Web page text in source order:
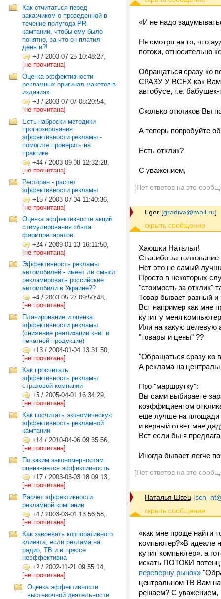
Как отчитаться перед
заказчиком о проведенной в
течение полугода PR-
кампании, чтобы ему было
понятно, за что он платил
деньги?!
+8 / 2003-07-25 10:48:27,
[не прочитана]
Оценка эффективности
рекламных оригинал-макетов в
изданиях.
+3 / 2003-07-07 08:20:54,
[не прочитана]
Есть наброски методики
прогнозирования
эффективности рекламы -
помогите проверить на
практике
+44 / 2003-09-08 12:32:28,
[не прочитана]
Ресторан - расчет
эффективности рекламы
+15 / 2003-07-04 11:40:36,
[не прочитана]
Оценка эффективности акций
стимулирования сбыта
фармпрепаратов
+24 / 2009-01-13 16:11:50,
[не прочитана]
Эффективность рекламы
автомобилей - имеет ли смысл
рекламировать российские
автомобили в Украине??
+4 / 2003-05-27 09:50:48,
[не прочитана]
Планирование и оценка
эффективности рекламы
(снижение реализации книг и
печатной продукции)
+13 / 2004-01-04 13:31:50,
[не прочитана]
Как просчитать
эффективность рекламы
страховой компании
+5 / 2005-04-01 16:34:29,
[не прочитана]
Как посчитать экономическую
эффективность рекламной
кампании
+14 / 2010-04-06 09:35:56,
[не прочитана]
По каким закономерностям
оценивается эффективность
+17 / 2003-05-03 18:09:13,
[не прочитана]
Расчет эффективности
рекламной компании
+4 / 2003-03-01 13:56:58,
[не прочитана]
Как завоевать корпоративного
клиента, если реклама на
радио, ТВ и в прессе
неэффективна
+2 / 2002-11-21 09:55:14,
[не прочитана]
Оценка эффективности
выставочной деятельности
«И не надо
Не смотря на то, что
потоки, относительно
Обращаться сразу ко
СРАЗУ У ВСЕХ как Вам
автобусе, т.е. бабушек-
Сколько откликов Вы
А теперь попробуйте
Есть отклик?
С уважением,
[Нет ответов на это
Egor [gradiva@mail.ru]
Хаюшки Наталья!
Спасибо за
Нет это не самый
Просто в некоторых
"стоимость за отклик"
Товар бывает разный
Вот например как мне
купит у меня
Или на какую целевую
"товары и цены" ??
"Обращаться сразу ко
А реклама на
Про "маршрутку":
Вы сами выбираете
коэффициентом
еще лучше на площади
и верный ответ мне
Вот если бы я
Иногда бывает легче
[Нет ответов на это
Наталья Швец [
«как мне проще найти
компьютер?»В идеале
купит компьютер», а
искать ПОТОКИ
переверну рынок»
центральном ТВ Вам
решаем? С уважением,